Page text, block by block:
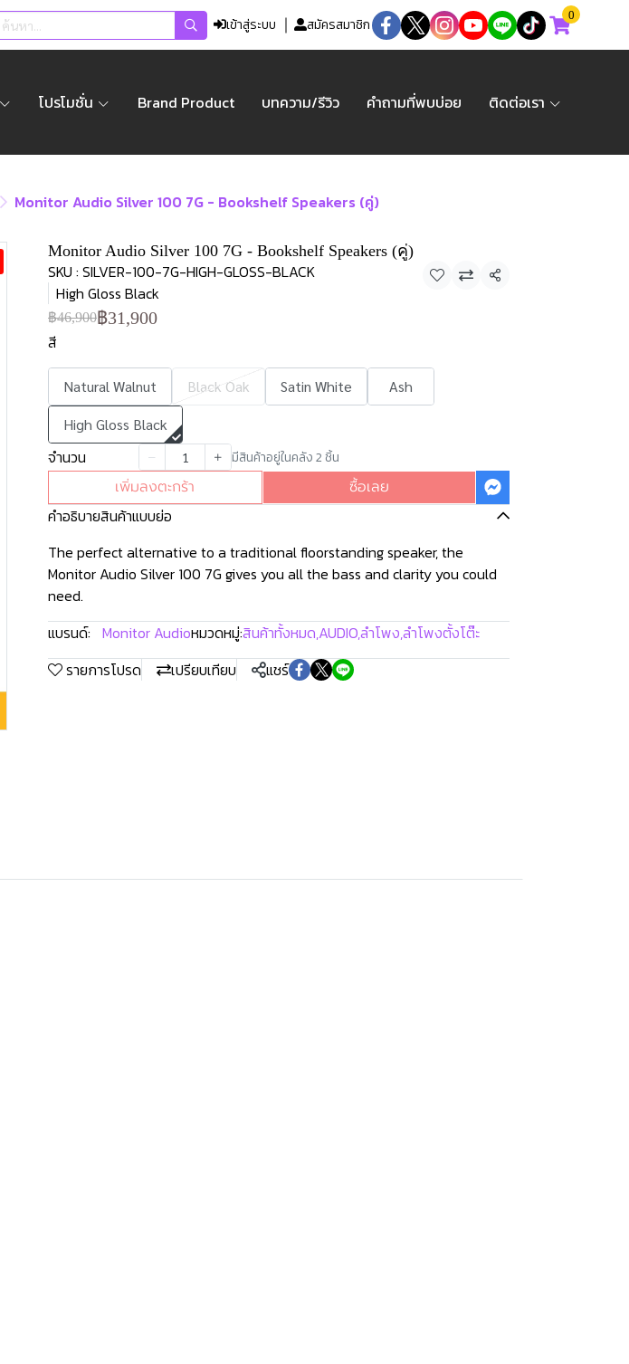
เข้าสู่ระบบ สมัครสมาชิก
0
โปรโมชั่น Brand Product บทความ/รีวิว คำถามที่พบบ่อย ติดต่อเรา
Monitor Audio Silver 100 7G - Bookshelf Speakers (คู่)
Monitor Audio Silver 100 7G - Bookshelf Speakers (คู่)
SKU : SILVER-100-7G-HIGH-GLOSS-BLACK
High Gloss Black
แชร์
฿46,900฿31,900
สี
Natural Walnut Black Oak Satin White
Ash
High Gloss Black
จำนวน มีสินค้าอยู่ในคลัง 2 ชิ้น
เพิ่มลงตะกร้า
ซื้อเลย
คำอธิบายสินค้าแบบย่อ
The perfect alternative to a traditional floorstanding speaker, the
Monitor Audio Silver 100 7G gives you all the bass and clarity you could
need.
แบรนด์: Monitor Audioหมวดหมู่:สินค้าทั้งหมด,AUDIO,ลำโพง,ลำโพงตั้งโต๊ะ
รายการโปรด
เปรียบเทียบ แชร์